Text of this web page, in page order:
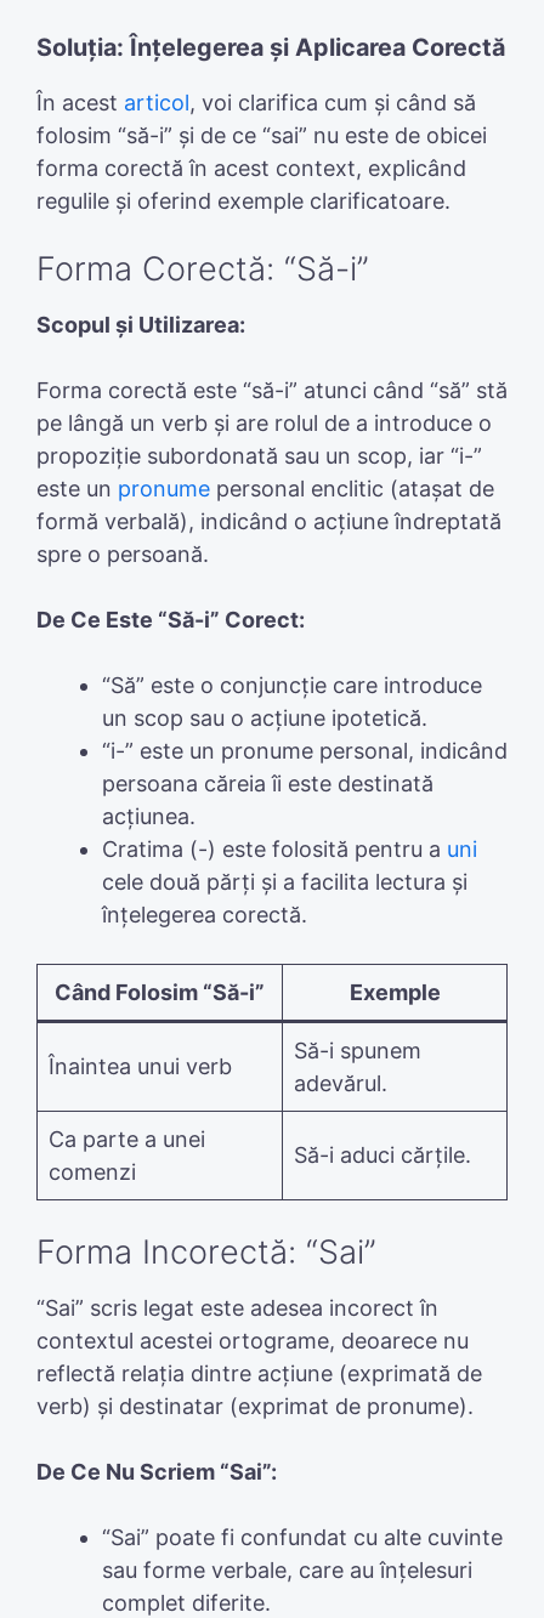
Soluția: Înțelegerea și Aplicarea Corectă
În acest articol, voi clarifica cum și când să
folosim “să-i” și de ce “sai” nu este de obicei
forma corectă în acest context, explicând
regulile și oferind exemple clarificatoare.
Forma Corectă: “Să-i”
Scopul și Utilizarea:
Forma corectă este “să-i” atunci când “să” stă
pe lângă un verb și are rolul de a introduce o
propoziție subordonată sau un scop, iar “i-”
este un pronume personal enclitic (atașat de
formă verbală), indicând o acțiune îndreptată
spre o persoană.
De Ce Este “Să-i” Corect:
“Să” este o conjuncție care introduce
un scop sau o acțiune ipotetică.
“i-” este un pronume personal, indicând
persoana căreia îi este destinată
acțiunea.
Cratima (-) este folosită pentru a uni
cele două părți și a facilita lectura și
înțelegerea corectă.
Când Folosim “Să-i” Exemple
Înaintea unui verb
Să-i spunem
adevărul.
Ca parte a unei
comenzi
Să-i aduci cărțile.
Forma Incorectă: “Sai”
“Sai” scris legat este adesea incorect în
contextul acestei ortograme, deoarece nu
reflectă relația dintre acțiune (exprimată de
verb) și destinatar (exprimat de pronume).
De Ce Nu Scriem “Sai”:
“Sai” poate fi confundat cu alte cuvinte
sau forme verbale, care au înțelesuri
complet diferite.